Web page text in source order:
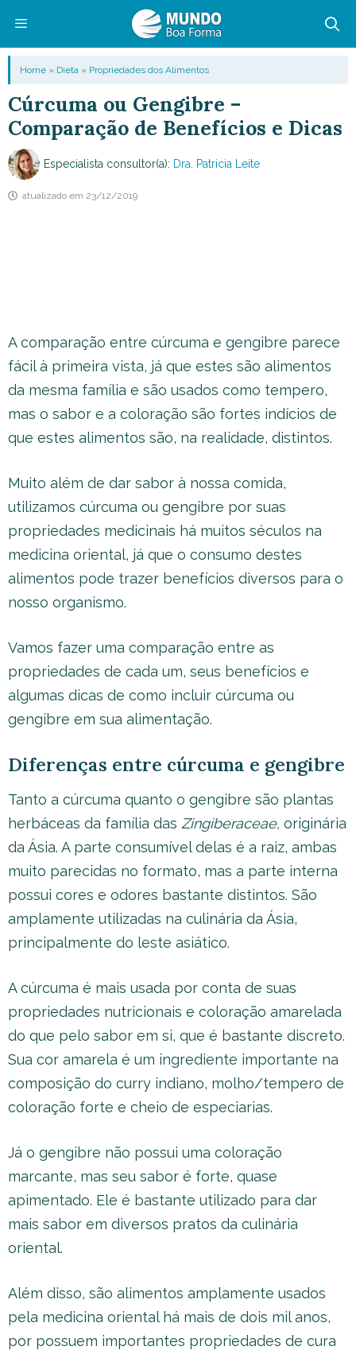
conteúdo
Menu
Home » Dieta » Propriedades dos Alimentos
Cúrcuma ou Gengibre –
Comparação de Benefícios e Dicas
Especialista consultor(a): Dra. Patricia Leite
atualizado em 23/12/2019
A comparação entre cúrcuma e gengibre parece
fácil à primeira vista, já que estes são alimentos
da mesma família e são usados como tempero,
mas o sabor e a coloração são fortes indícios de
que estes alimentos são, na realidade, distintos.
Muito além de dar sabor à nossa comida,
utilizamos cúrcuma ou gengibre por suas
propriedades medicinais há muitos séculos na
medicina oriental, já que o consumo destes
alimentos pode trazer benefícios diversos para o
nosso organismo.
Vamos fazer uma comparação entre as
propriedades de cada um, seus benefícios e
algumas dicas de como incluir cúrcuma ou
gengibre em sua alimentação.
Diferenças entre cúrcuma e gengibre
Tanto a cúrcuma quanto o gengibre são plantas
herbáceas da família das Zingiberaceae, originária
da Ásia. A parte consumível delas é a raiz, ambas
muito parecidas no formato, mas a parte interna
possui cores e odores bastante distintos. São
amplamente utilizadas na culinária da Ásia,
principalmente do leste asiático.
A cúrcuma é mais usada por conta de suas
propriedades nutricionais e coloração amarelada
do que pelo sabor em si, que é bastante discreto.
Sua cor amarela é um ingrediente importante na
composição do curry indiano, molho/tempero de
coloração forte e cheio de especiarias.
Já o gengibre não possui uma coloração
marcante, mas seu sabor é forte, quase
apimentado. Ele é bastante utilizado para dar
mais sabor em diversos pratos da culinária
oriental.
Além disso, são alimentos amplamente usados
pela medicina oriental há mais de dois mil anos,
por possuem importantes propriedades de cura